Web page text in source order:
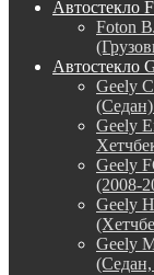
Автостекло
Foton
Автостекло
Geely
Geely
Geely
(2008-
Geely
Geely